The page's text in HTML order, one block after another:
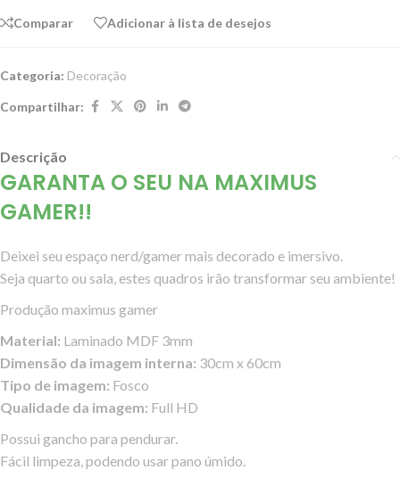
Comparar Adicionar à lista de desejos
Categoria: Decoração
Compartilhar:
Descrição
GARANTA O SEU NA MAXIMUS
GAMER!!
Deixei seu espaço nerd/gamer mais decorado e imersivo.
Seja quarto ou sala, estes quadros irão transformar seu ambiente!
Produção maximus gamer
Material: Laminado MDF 3mm
Dimensão da imagem interna: 30cm x 60cm
Tipo de imagem: Fosco
Qualidade da imagem: Full HD
Possui gancho para pendurar.
Fácil limpeza, podendo usar pano úmido.